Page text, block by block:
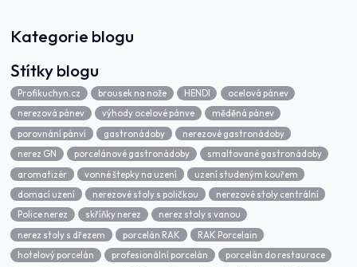
Kategorie blogu
Štítky blogu
Profikuchyn.cz brousek na nože HENDI
ocelová pánev
nerezová pánev
výhody ocelové pánve
měděná pánev
porovnání pánví
gastronádoby
nerezové gastronádoby
nerez GN
porcelánové gastronádoby
smaltované gastronádoby
aromatizér
vonné štepky na uzení
uzení studeným kouřem
domací uzení
nerezové stoly s poličkou
nerezové stoly centrální
Police nerez
skříňky nerez
nerez stoly s vanou
nerez stoly s dřezem
porcelán RAK
RAK Porcelain
hotelový porcelán
profesionální porcelán
porcelán do restaurace